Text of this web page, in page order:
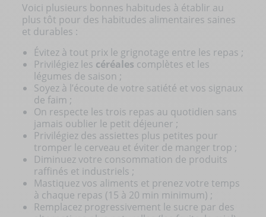
Voici plusieurs bonnes habitudes à établir au
plus tôt pour des habitudes alimentaires saines
et durables :
Évitez à tout prix le grignotage entre les repas ;
Privilégiez les céréales complètes et les
légumes de saison ;
Soyez à l’écoute de votre satiété et vos signaux
de faim ;
On respecte les trois repas au quotidien sans
jamais oublier le petit déjeuner ;
Privilégiez des assiettes plus petites pour
tromper le cerveau et éviter de manger trop ;
Diminuez votre consommation de produits
raffinés et industriels ;
Mastiquez vos aliments et prenez votre temps
à chaque repas (15 à 20 min minimum) ;
Remplacez progressivement le sucre par des